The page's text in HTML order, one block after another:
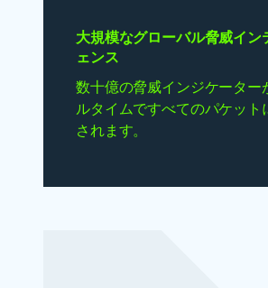
大規模なグローバル脅威イン
ェンス
数十億の脅威インジケーター
ルタイムですべてのパケット
されます。